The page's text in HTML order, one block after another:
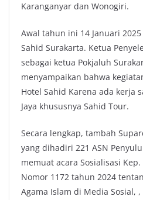
Karanganyar dan Wonogiri.
Awal tahun ini 14 Januari
Sahid Surakarta. Ketua
sebagai ketua Pokjaluh
menyampaikan bahwa
Hotel Sahid Karena ada kerja
Jaya khususnya Sahid Tour.
Secara lengkap, tambah
yang dihadiri 221 ASN
memuat acara Sosialisasi
Nomor 1172 tahun 2024
Agama Islam di Media Sosial,